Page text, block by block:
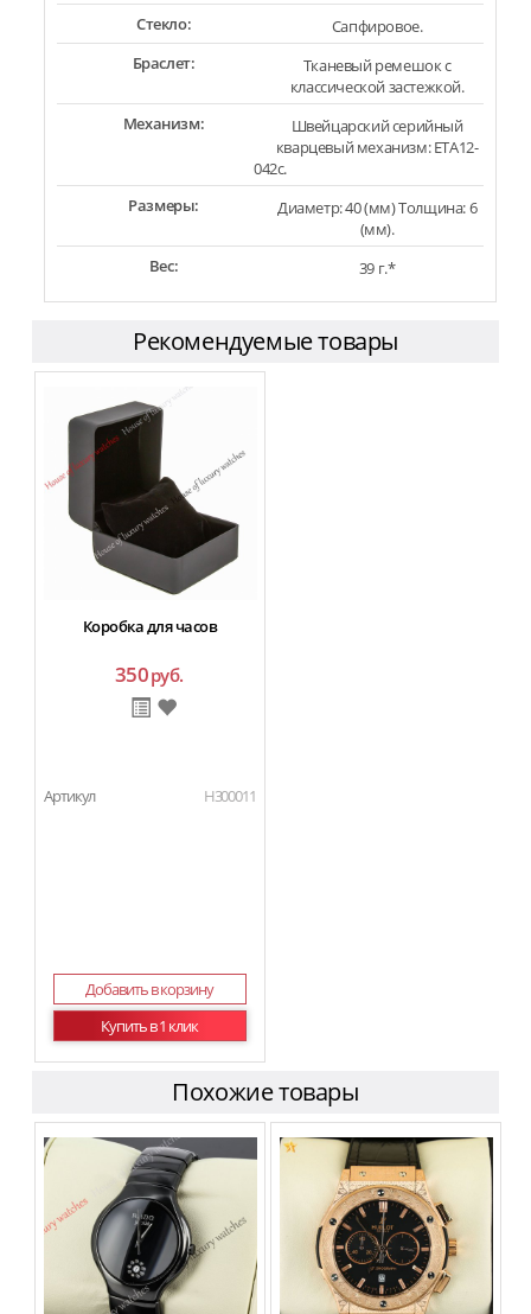
Стекло:
Сапфировое.
Браслет:
Тканевый ремешок с
классической застежкой.
Механизм:
Швейцарский серийный
кварцевый механизм: ETA12-
042c.
Размеры:
Диаметр: 40 (мм) Толщина: 6
(мм).
Вес:
39 г.*
Рекомендуемые товары
Коробка для часов
350руб.
Артикул H300011
Добавить в корзину
Купить в 1 клик
Похожие товары